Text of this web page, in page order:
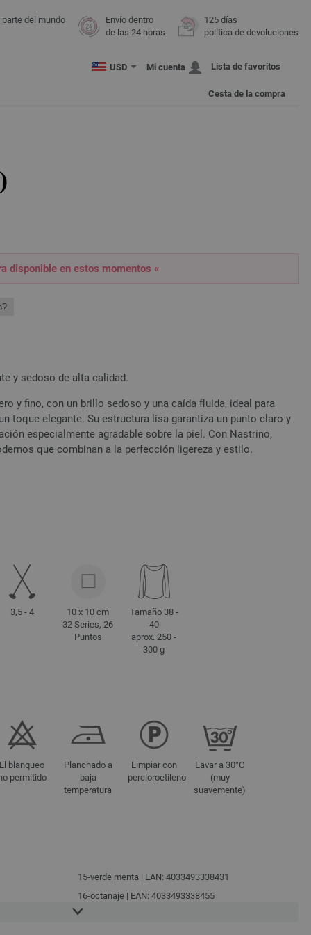
del mundo
Envío dentro
de las 24 horas
125 días
política de devoluciones
USD Mi cuenta Lista de favoritos
Cesta de la compra
disponible en estos momentos «
y sedoso de alta calidad.
y fino, con un brillo sedoso y una caída fluida, ideal para
toque elegante. Su estructura lisa garantiza un punto claro y
especialmente agradable sobre la piel. Con Nastrino,
que combinan a la perfección ligereza y estilo.
3,5 - 4
10 x 10 cm
32 Series, 26
Puntos
Tamaño 38 -
40
aprox. 250 -
300 g
El blanqueo
permitido
Planchado a
baja
temperatura
Limpiar con
percloroetileno
Lavar a 30°C
(muy
suavemente)
15-verde menta | EAN: 4033493338431
16-octanaje | EAN: 4033493338455
17-azul noche | EAN: 4033493338462